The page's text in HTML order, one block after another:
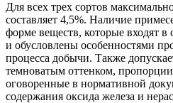
Для всех трех сортов
составляет 4,5%. Наличие
форме веществ, которые входят в
и обусловлены особенностями
процесса добычи. Также
темноватым оттенком,
оговоренные в нормативной
содержания оксида железа и